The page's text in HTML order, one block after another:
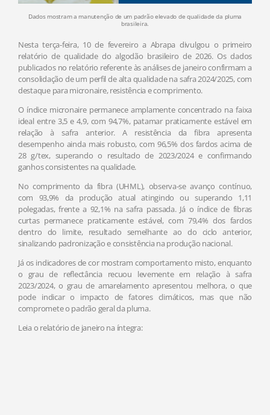
Dados mostram a manutenção de um padrão elevado de qualidade da pluma
brasileira.
Nesta terça-feira, 10 de fevereiro a Abrapa divulgou o primeiro
relatório de qualidade do algodão brasileiro de 2026. Os dados
publicados no relatório referente às análises de janeiro confirmam a
consolidação de um perfil de alta qualidade na safra 2024/2025, com
destaque para micronaire, resistência e comprimento.
O índice micronaire permanece amplamente concentrado na faixa
ideal entre 3,5 e 4,9, com 94,7%, patamar praticamente estável em
relação à safra anterior. A resistência da fibra apresenta
desempenho ainda mais robusto, com 96,5% dos fardos acima de
28 g/tex, superando o resultado de 2023/2024 e confirmando
ganhos consistentes na qualidade.
No comprimento da fibra (UHML), observa-se avanço contínuo,
com 93,9% da produção atual atingindo ou superando 1,11
polegadas, frente a 92,1% na safra passada. Já o índice de fibras
curtas permanece praticamente estável, com 79,4% dos fardos
dentro do limite, resultado semelhante ao do ciclo anterior,
sinalizando padronização e consistência na produção nacional.
Já os indicadores de cor mostram comportamento misto, enquanto
o grau de reflectância recuou levemente em relação à safra
2023/2024, o grau de amarelamento apresentou melhora, o que
pode indicar o impacto de fatores climáticos, mas que não
compromete o padrão geral da pluma.
Leia o relatório de janeiro na íntegra: